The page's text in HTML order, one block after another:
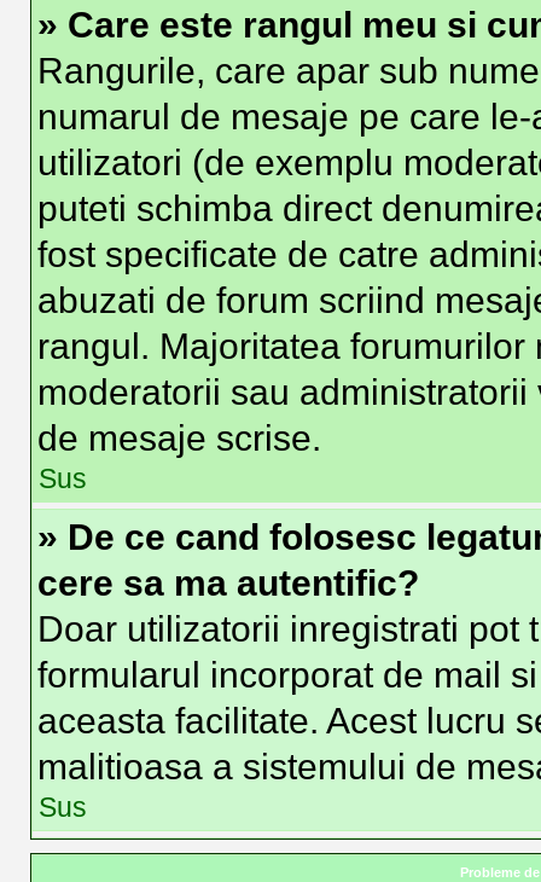
» Care este rangul meu si
Rangurile, care apar sub
numarul de mesaje pe care
utilizatori (de exemplu
puteti schimba direct
fost specificate de catre
abuzati de forum scriind
rangul. Majoritatea
moderatorii sau
de mesaje scrise.
Sus
» De ce cand folosesc
cere sa ma autentific?
Doar utilizatorii inregistrati pot
formularul incorporat de mail
aceasta facilitate. Acest lucru
malitioasa a sistemului de
Sus
Probleme